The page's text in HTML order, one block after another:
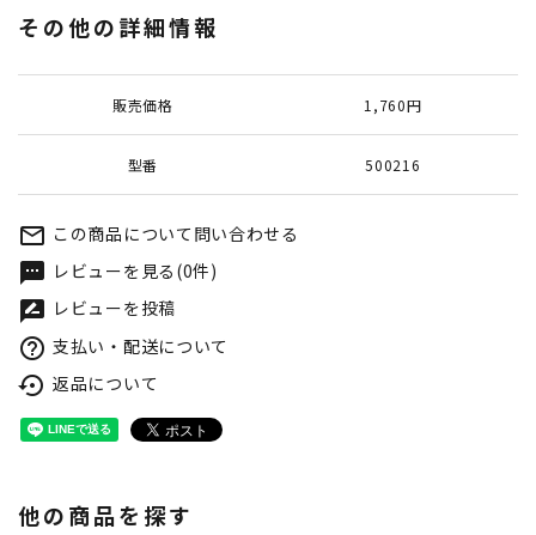
その他の詳細情報
販売価格 1,760円
型番 500216
mail_outline この商品について問い合わせる
textsms レビューを見る(0件)
rate_review レビューを投稿
help_outline 支払い・配送について
settings_backup_restore 返品について
他の商品を探す